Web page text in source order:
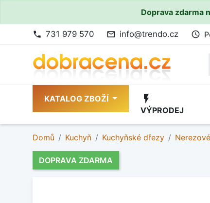
Doprava zdarma
phone 731 979 570 mail_outline info@trendo.cz access_time
KATALOG ZBOŽÍ flash_on
VÝPRODEJ
Domů Kuchyň Kuchyňské dřezy
DOPRAVA ZDARMA